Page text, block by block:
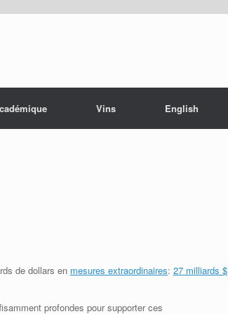
Vins English
de dollars en mesures extraordinaires: 27 milliards $
profondes pour supporter ces